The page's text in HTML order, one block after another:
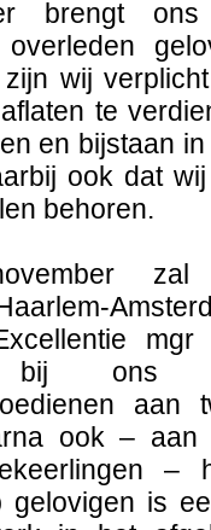
brengt
wij
te
en bijstaan
ook dat
behoren.
mgr
bij ons
aan
ook – aan
–
gelovigen is